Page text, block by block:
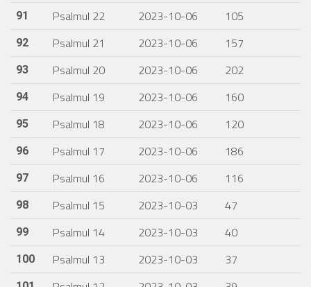
91 Psalmul 22 2023-10-06 105
92 Psalmul 21 2023-10-06 157
93 Psalmul 20 2023-10-06 202
94 Psalmul 19 2023-10-06 160
95 Psalmul 18 2023-10-06 120
96 Psalmul 17 2023-10-06 186
97 Psalmul 16 2023-10-06 116
98 Psalmul 15 2023-10-03 47
99 Psalmul 14 2023-10-03 40
100 Psalmul 13 2023-10-03 37